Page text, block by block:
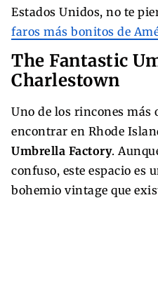
Estados Unidos, no te
faros más bonitos de
The Fantastic
Charlestown
Uno de los rincones más
encontrar en Rhode
Umbrella Factory.
confuso, este espacio es
bohemio vintage que